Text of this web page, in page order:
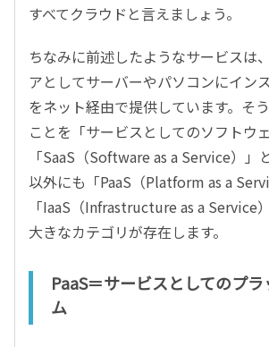
すべてクラウドと言えましょう。
ちなみに前述したようなサービスは
アとしてサーバーやパソコンにイン
をネット経由で提供しています。そ
ことを「サービスとしてのソフトウ
「SaaS（Software as a Service）」
以外にも「PaaS（Platform as a
「IaaS（Infrastructure as a Service
大きなカテゴリが存在します。
PaaS＝サービスとしてのプ
ム